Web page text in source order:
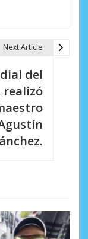
Next Article
del
realizó